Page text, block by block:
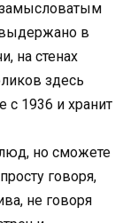
выдержано в
на стенах
здесь
с 1936 и хранит
но сможете
говоря,
не говоря